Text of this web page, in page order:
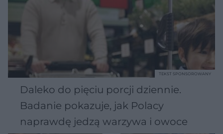
Daleko do pięciu porcji dziennie.
Badanie pokazuje, jak Polacy
naprawdę jedzą warzywa i owoce
TEKST SPONSOROWANY